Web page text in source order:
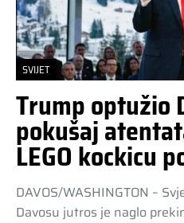
SVIJET
Trump optužio
pokušaj
LEGO kockicu
DAVOS/WASHINGTON –
Davosu jutros je naglo